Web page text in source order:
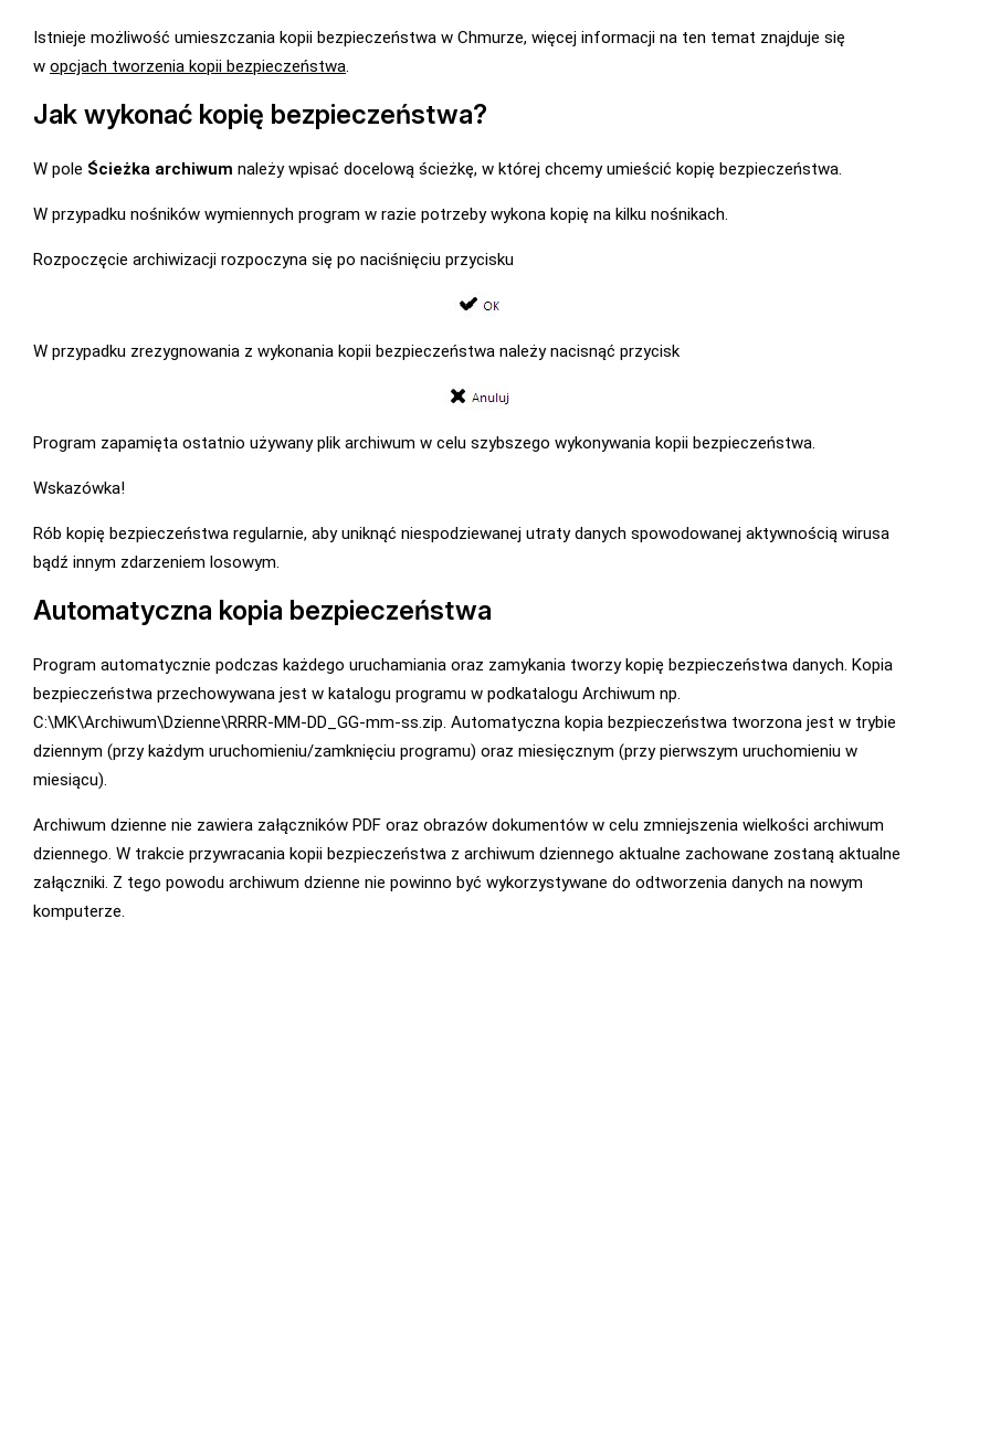
Istnieje możliwość umieszczania kopii bezpieczeństwa w Chmurze, więcej informacji na ten temat znajduje się
w opcjach tworzenia kopii bezpieczeństwa.
Jak wykonać kopię bezpieczeństwa?
W pole Ścieżka archiwum należy wpisać docelową ścieżkę, w której chcemy umieścić kopię bezpieczeństwa.
W przypadku nośników wymiennych program w razie potrzeby wykona kopię na kilku nośnikach.
Rozpoczęcie archiwizacji rozpoczyna się po naciśnięciu przycisku
W przypadku zrezygnowania z wykonania kopii bezpieczeństwa należy nacisnąć przycisk
Program zapamięta ostatnio używany plik archiwum w celu szybszego wykonywania kopii bezpieczeństwa.
Wskazówka!
Rób kopię bezpieczeństwa regularnie, aby uniknąć niespodziewanej utraty danych spowodowanej aktywnością wirusa
bądź innym zdarzeniem losowym.
Automatyczna kopia bezpieczeństwa
Program automatycznie podczas każdego uruchamiania oraz zamykania tworzy kopię bezpieczeństwa danych. Kopia
bezpieczeństwa przechowywana jest w katalogu programu w podkatalogu Archiwum np.
C:\MK\Archiwum\Dzienne\RRRR-MM-DD_GG-mm-ss.zip. Automatyczna kopia bezpieczeństwa tworzona jest w trybie
dziennym (przy każdym uruchomieniu/zamknięciu programu) oraz miesięcznym (przy pierwszym uruchomieniu w
miesiącu).
Archiwum dzienne nie zawiera załączników PDF oraz obrazów dokumentów w celu zmniejszenia wielkości archiwum
dziennego. W trakcie przywracania kopii bezpieczeństwa z archiwum dziennego aktualne zachowane zostaną aktualne
załączniki. Z tego powodu archiwum dzienne nie powinno być wykorzystywane do odtworzenia danych na nowym
komputerze.